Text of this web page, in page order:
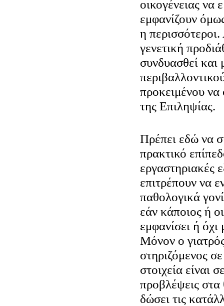
οικογένειας να
εμφανίζουν
η
γενετική
συνδυασθεί και
προκειμένου
της Επιληψίας.
Πρέπει εδώ να
πρακτικό
εργαστηριακές
επιτρέπουν να
παθολογικά
εάν κάποιος ή
εμφανίσει ή
Μόνον ο
στηριζόμενος
στοιχεία είναι
προβλέψεις
δώσει τις